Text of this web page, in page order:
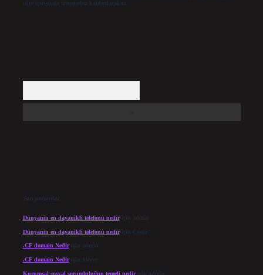
süre içerisinde sitemizden kaldırılacaktır.
Son yorumlar
Dünyanin en dayanikli telefonu nediriçin admin
Dünyanin en dayanikli telefonu nediriçin Cesur
.CF domain Nediriçin admin
.CF domain Nediriçin Merve
Kurumsal sosyal sorumluluğun temeli nediriçin admin